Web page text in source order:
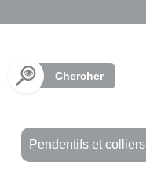
Chercher
Pendentifs et colliers